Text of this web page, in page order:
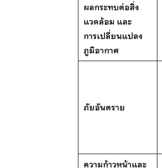
ผลกระทบต่อสิ่ง
แวดล้อม และ
การเปลี่ยนแปลง
ภูมิอากาศ
ภัยอันตราย
ความก้าวหน้าและ